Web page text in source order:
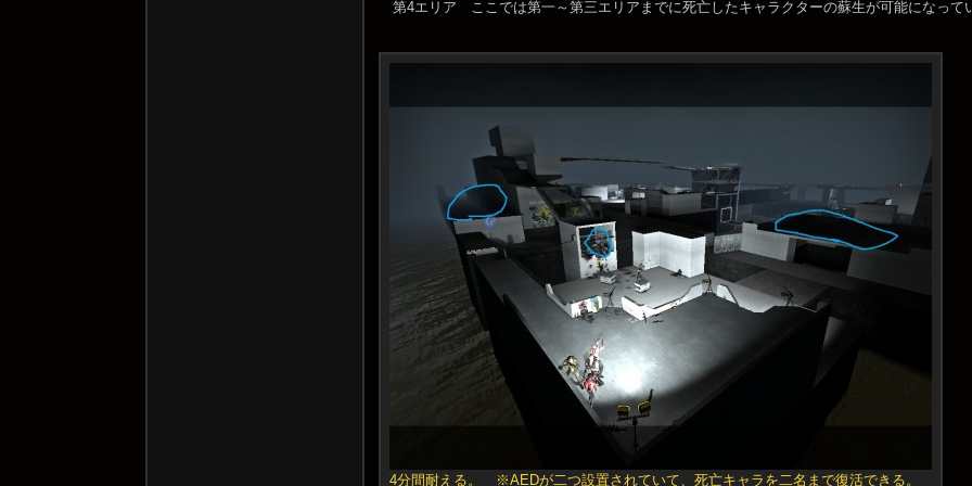
第4エリア ここでは第一～第三エリアまでに死亡したキャラクターの蘇生が可能になっ
4分間耐える。 ※AEDが二つ設置されていて、死亡キャラを二名まで復活できる。